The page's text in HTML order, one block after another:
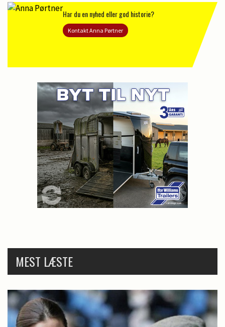
Har du en nyhed eller god historie?
Kontakt Anna Pørtner
MEST LÆSTE